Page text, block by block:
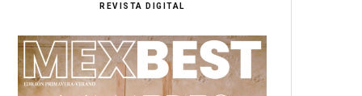
REVISTA DIGITAL